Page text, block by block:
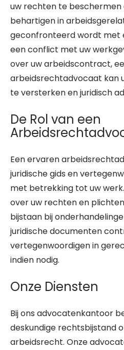
uw rechten te beschermen
behartigen in
geconfronteerd wordt met
een conflict met uw
over uw arbeidscontract,
arbeidsrechtadvocaat kan
te versterken en juridisch
De Rol van een
Een ervaren
juridische gids en
met betrekking tot uw
over uw rechten en
bijstaan bij
juridische documenten
vertegenwoordigen in
indien nodig.
Onze Diensten
Bij ons advocatenkantoor
deskundige rechtsbijstand
arbeidsrecht. Onze